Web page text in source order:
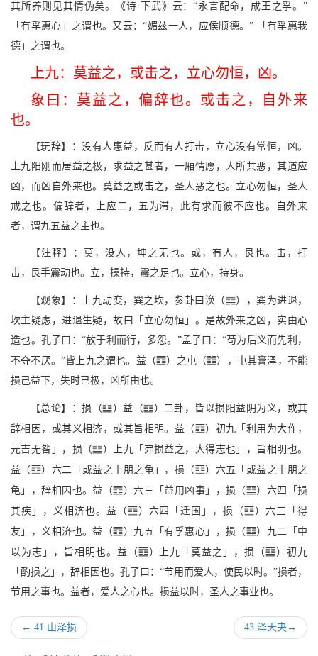
其所养则见其情伪矣。《诗·下武》云：“永言配命，成王之孚。”
「有孚惠心」之谓也。又云：“媚兹一人，应侯顺德。” 「有孚惠我
德」之谓也。
上九：莫益之，或击之，立心勿恒，凶。
象曰：莫益之，偏辞也。或击之，自外来
也。
【玩辞】：没有人惠益，反而有人打击，立心没有常恒，凶。
上九阳刚而居益之极，求益之甚者，一厢情愿，人所共恶，其道应
凶，而凶自外来也。莫益之或击之，圣人恶之也。立心勿恒，圣人
戒之也。偏辞者，上应二，五为滞，此有求而彼不应也。自外来
者，谓九五益之主也。
【注释】：莫，没人，坤之无也。或，有人，艮也。击，打
击，艮手震动也。立，操持，震之足也。立心，持身。
【观象】：上九动变，巽之坎，参卦曰涣（B），巽为进退，
坎主疑虑，进退生疑，故曰「立心勿恒」。是故外来之凶，实由心
造也。孔子曰：“放于利而行，多怨。”孟子曰：“苟为后义而先利，
不夺不厌。”皆上九之谓也。益（S）之屯（e），屯其膏泽，不能
损己益下，失时已极，凶所由也。
【总论】：损（A）益（S）二卦，皆以损阳益阴为义，或其
辞相因，或其义相济，或其旨相明。益（S）初九「利用为大作，
元吉无咎」，损（A）上九「弗损益之，大得志也」，旨相明也。
益（S）六二「或益之十朋之龟」，损（A）六五「或益之十朋之
龟」，辞相因也。益（S）六三「益用凶事」，损（A）六四「损
其疾」，义相济也。益（S）六四「迁国」，损（A）六三「得
友」，义相济也。益（S）九五「有孚惠心」，损（A）九二「中
以为志」，旨相明也。益（S）上九「莫益之」，损（A）初九
「酌损之」，辞相因也。孔子曰：“节用而爱人，使民以时。”损者，
节用之事也。益者，爱人之心也。损益以时，圣人之事业也。
← 41 山泽损 43 泽天夬→